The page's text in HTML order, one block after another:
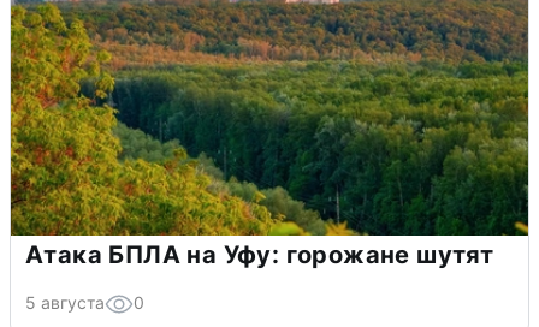
Атака БПЛА на Уфу: горожане шутят
5 августа 0